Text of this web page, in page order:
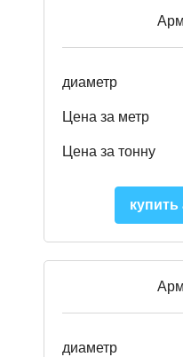
диаметр
Цена за метр
Цена за тонну
купить
диаметр